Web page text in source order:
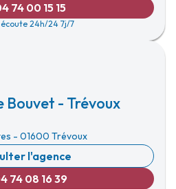
74 00 15 15
24h/24 7j/7
Bouvet - Trévoux
- 01600 Trévoux
l'agence
74 08 16 39